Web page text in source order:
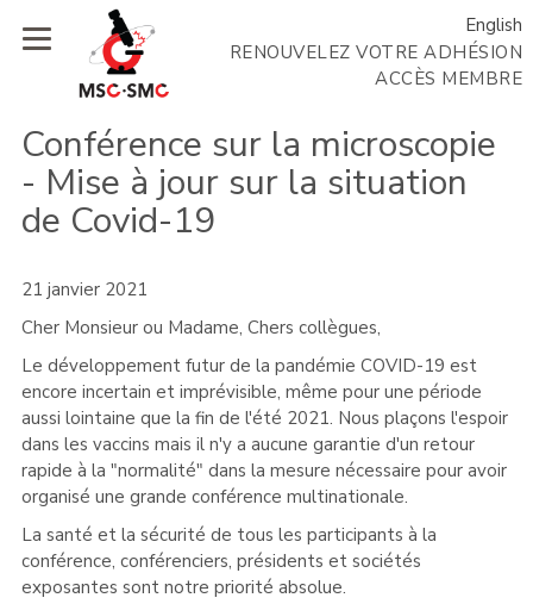
English
RENOUVELEZ VOTRE ADHÉSION
ACCÈS MEMBRE
Conférence sur la microscopie
- Mise à jour sur la situation
de Covid-19
21 janvier 2021
Cher Monsieur ou Madame, Chers collègues,
Le développement futur de la pandémie COVID-19 est
encore incertain et imprévisible, même pour une période
aussi lointaine que la fin de l'été 2021. Nous plaçons l'espoir
dans les vaccins mais il n'y a aucune garantie d'un retour
rapide à la "normalité" dans la mesure nécessaire pour avoir
organisé une grande conférence multinationale.
La santé et la sécurité de tous les participants à la
conférence, conférenciers, présidents et sociétés
exposantes sont notre priorité absolue.